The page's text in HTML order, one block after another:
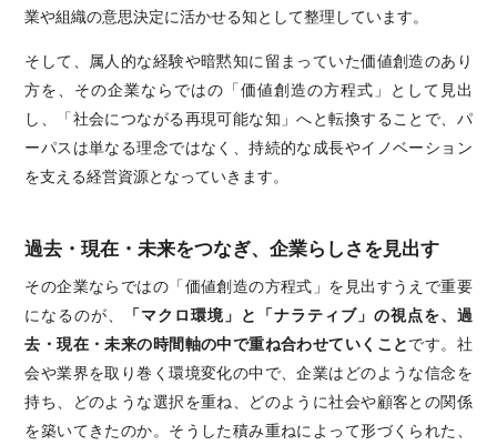
業や組織の意思決定に活かせる知として整理しています。
そして、属人的な経験や暗黙知に留まっていた価値創造のあり
方を、その企業ならではの「価値創造の方程式」として見出
し、「社会につながる再現可能な知」へと転換することで、パ
ーパスは単なる理念ではなく、持続的な成長やイノベーション
を支える経営資源となっていきます。
過去・現在・未来をつなぎ、企業らしさを見出す
その企業ならではの「価値創造の方程式」を見出すうえで重要
になるのが、
「マクロ環境」と「ナラティブ」の視点を、過
去・現在・未来の時間軸の中で重ね合わせていくことです。社
会や業界を取り巻く環境変化の中で、企業はどのような信念を
持ち、どのような選択を重ね、どのように社会や顧客との関係
を築いてきたのか。そうした積み重ねによって形づくられた、